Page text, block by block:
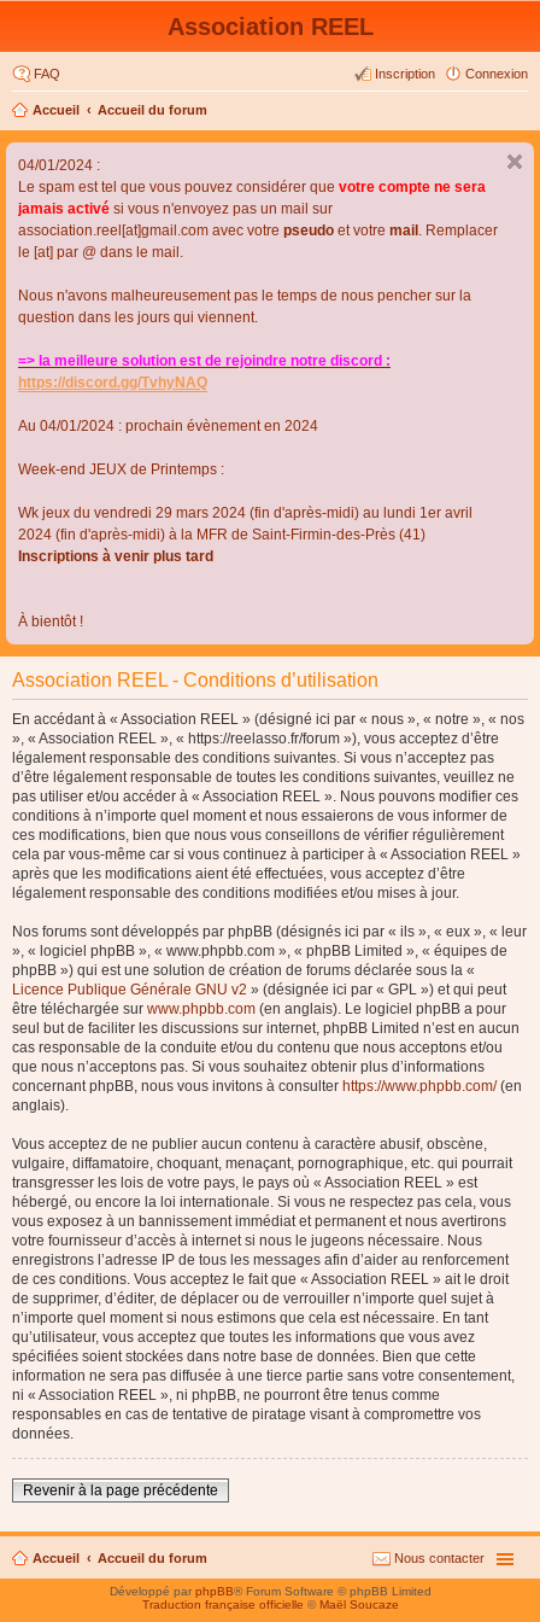
Association REEL
FAQ Connexion
Inscription
Accueil Accueil du forum
04/01/2024 :
Le spam est tel que vous pouvez considérer que votre compte ne sera
jamais activé si vous n'envoyez pas un mail sur
association.reel[at]gmail.com avec votre pseudo et votre mail . Remplacer
le [at] par @ dans le mail.
Nous n'avons malheureusement pas le temps de nous pencher sur la
question dans les jours qui viennent.
=> la meilleure solution est de rejoindre notre discord :
https://discord.gg/TvhyNAQ
Au 04/01/2024 : prochain évènement en 2024
Week-end JEUX de Printemps :
Wk jeux du vendredi 29 mars 2024 (fin d'après-midi) au lundi 1er avril
2024 (fin d'après-midi) à la MFR de Saint-Firmin-des-Près (41)
Inscriptions à venir plus tard
À bientôt !
Association REEL - Conditions d’utilisation
En accédant à « Association REEL » (désigné ici par « nous », « notre », « nos
», « Association REEL », « https://reelasso.fr/forum »), vous acceptez d’être
légalement responsable des conditions suivantes. Si vous n’acceptez pas
d’être légalement responsable de toutes les conditions suivantes, veuillez ne
pas utiliser et/ou accéder à « Association REEL ». Nous pouvons modifier ces
conditions à n’importe quel moment et nous essaierons de vous informer de
ces modifications, bien que nous vous conseillons de vérifier régulièrement
cela par vous-même car si vous continuez à participer à « Association REEL »
après que les modifications aient été effectuées, vous acceptez d’être
légalement responsable des conditions modifiées et/ou mises à jour.
Nos forums sont développés par phpBB (désignés ici par « ils », « eux », « leur
», « logiciel phpBB », « www.phpbb.com », « phpBB Limited », « équipes de
phpBB ») qui est une solution de création de forums déclarée sous la «
Licence Publique Générale GNU v2 » (désignée ici par « GPL ») et qui peut
être téléchargée sur www.phpbb.com (en anglais). Le logiciel phpBB a pour
seul but de faciliter les discussions sur internet, phpBB Limited n’est en aucun
cas responsable de la conduite et/ou du contenu que nous acceptons et/ou
que nous n’acceptons pas. Si vous souhaitez obtenir plus d’informations
concernant phpBB, nous vous invitons à consulter https://www.phpbb.com/(en
anglais).
Vous acceptez de ne publier aucun contenu à caractère abusif, obscène,
vulgaire, diffamatoire, choquant, menaçant, pornographique, etc. qui pourrait
transgresser les lois de votre pays, le pays où « Association REEL » est
hébergé, ou encore la loi internationale. Si vous ne respectez pas cela, vous
vous exposez à un bannissement immédiat et permanent et nous avertirons
votre fournisseur d’accès à internet si nous le jugeons nécessaire. Nous
enregistrons l’adresse IP de tous les messages afin d’aider au renforcement
de ces conditions. Vous acceptez le fait que « Association REEL » ait le droit
de supprimer, d’éditer, de déplacer ou de verrouiller n’importe quel sujet à
n’importe quel moment si nous estimons que cela est nécessaire. En tant
qu’utilisateur, vous acceptez que toutes les informations que vous avez
spécifiées soient stockées dans notre base de données. Bien que cette
information ne sera pas diffusée à une tierce partie sans votre consentement,
ni « Association REEL », ni phpBB, ne pourront être tenus comme
responsables en cas de tentative de piratage visant à compromettre vos
données.
Revenir à la page précédente
Accueil Accueil du forum Nous contacter
Développé parphpBB® Forum Software © phpBB Limited
Traduction française officielle © Maël Soucaze